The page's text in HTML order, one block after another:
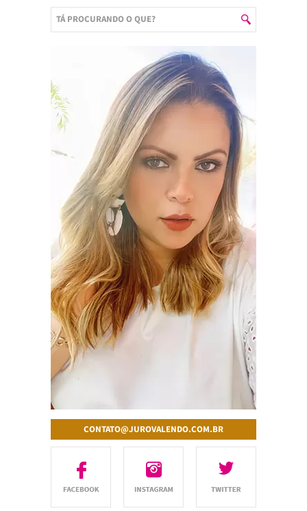
CONTATO@JUROVALENDO.COM.BR